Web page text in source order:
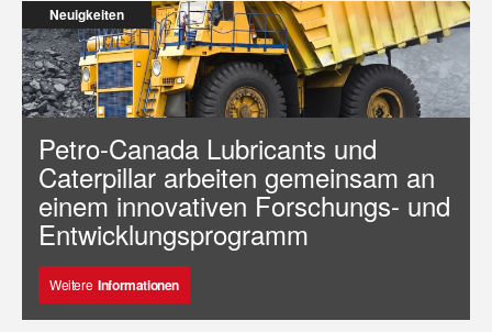
Neuigkeiten
Petro-Canada Lubricants und
Caterpillar arbeiten gemeinsam an
einem innovativen Forschungs- und
Entwicklungsprogramm
Weitere Informationen